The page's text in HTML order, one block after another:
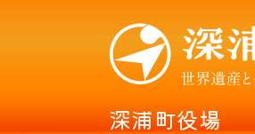
深浦町役場